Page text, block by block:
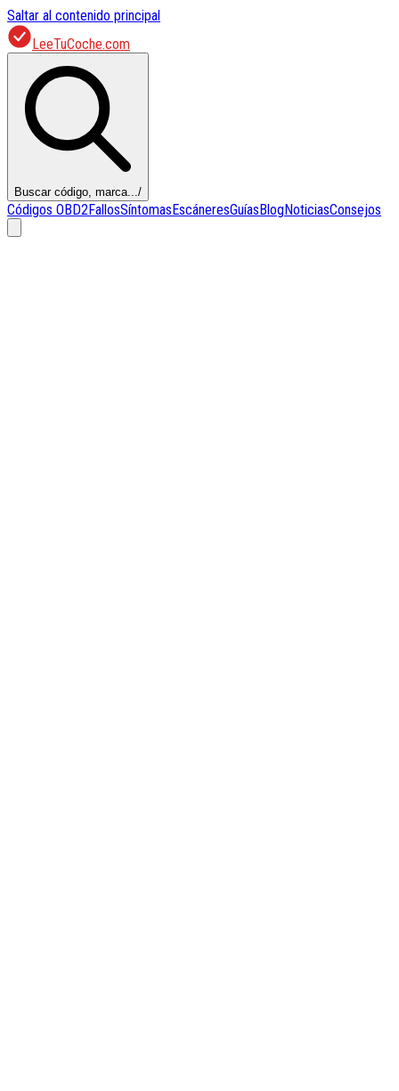
Saltar al contenido principal
LeeTuCoche.com
Buscar código, marca.../
Códigos OBD2FallosSíntomasEscáneresGuíasBlogNoticiasConsejos